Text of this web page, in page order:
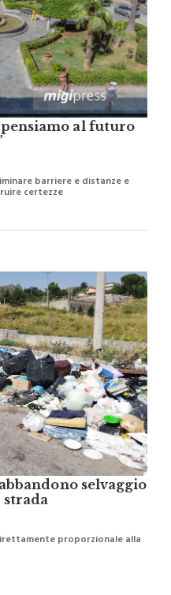
pensiamo al futuro
barriere e distanze e
certezze
selvaggio
strada
proporzionale alla